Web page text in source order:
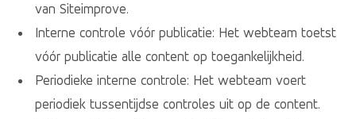
van Siteimprove.
Interne controle vóór publicatie: Het webteam toetst
vóór publicatie alle content op toegankelijkheid.
Periodieke interne controle: Het webteam voert
periodiek tussentijdse controles uit op de content.